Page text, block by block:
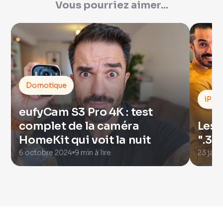
Vous pourriez aimer...
Domotique
eufyCam S3 Pro 4K : test
complet de la caméra
HomeKit qui voit la nuit
6 octobre 2024 9 min à lire
iPad
Les
".3"
23